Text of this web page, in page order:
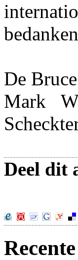
De
Mark
Deel dit